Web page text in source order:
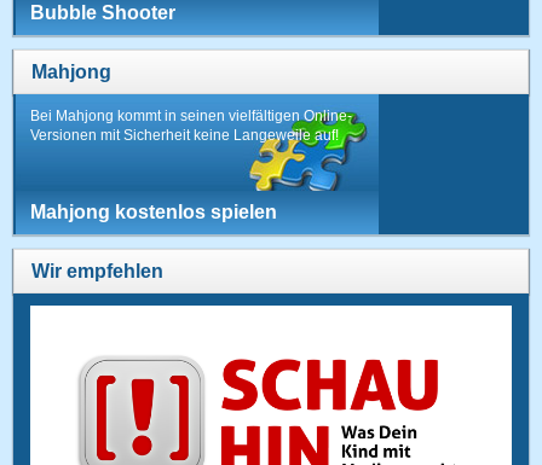
Bubble Shooter
Mahjong
Bei Mahjong kommt in seinen vielfältigen Online-
Versionen mit Sicherheit keine Langeweile auf!
Mahjong kostenlos spielen
Wir empfehlen